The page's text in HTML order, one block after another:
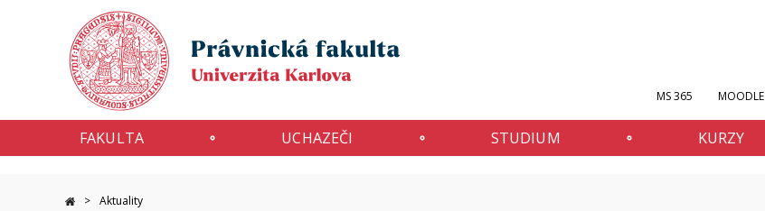
MS 365 MOODLE
FAKULTA UCHAZEČI STUDIUM KURZY
Aktuality